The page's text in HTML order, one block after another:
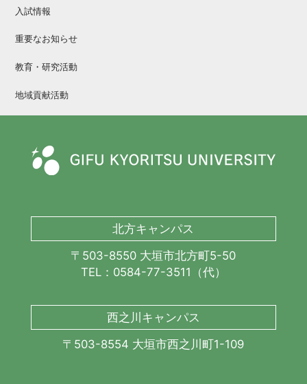
入試情報
重要なお知らせ
教育・研究活動
地域貢献活動
北方キャンパス
〒503-8550 大垣市北方町5-50
TEL：0584-77-3511（代）
西之川キャンパス
〒503-8554 大垣市西之川町1-109